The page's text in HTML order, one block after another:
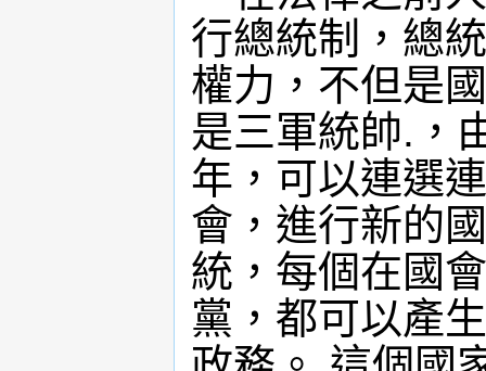
行總統制，總
權力，不但是
是三軍統帥.，
年，可以連選
會，進行新的
統，每個在國
黨，都可以產